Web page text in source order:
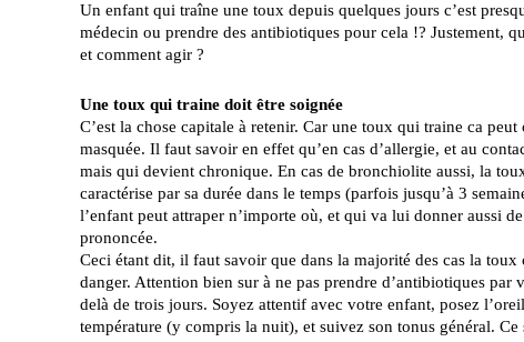
Un enfant qui traîne une toux depuis quelques jours c’est
médecin ou prendre des antibiotiques pour cela !? Justement,
et comment agir ?
Une toux qui traine doit être soignée
C’est la chose capitale à retenir. Car une toux qui traine ca
masquée. Il faut savoir en effet qu’en cas d’allergie, et au
mais qui devient chronique. En cas de bronchiolite aussi, la
caractérise par sa durée dans le temps (parfois jusqu’à 3
l’enfant peut attraper n’importe où, et qui va lui donner aussi
prononcée.
Ceci étant dit, il faut savoir que dans la majorité des cas la
danger. Attention bien sur à ne pas prendre d’antibiotiques
delà de trois jours. Soyez attentif avec votre enfant, posez
température (y compris la nuit), et suivez son tonus général.